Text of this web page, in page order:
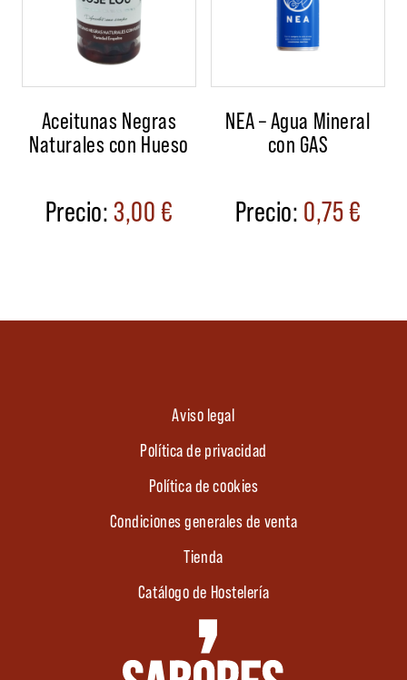
Aceitunas Negras
Naturales con Hueso
3,00€
NEA – Agua Mineral
con GAS
0,75€
Aviso legal
Política de privacidad
Política de cookies
Condiciones generales de venta
Tienda
Catálogo de Hostelería